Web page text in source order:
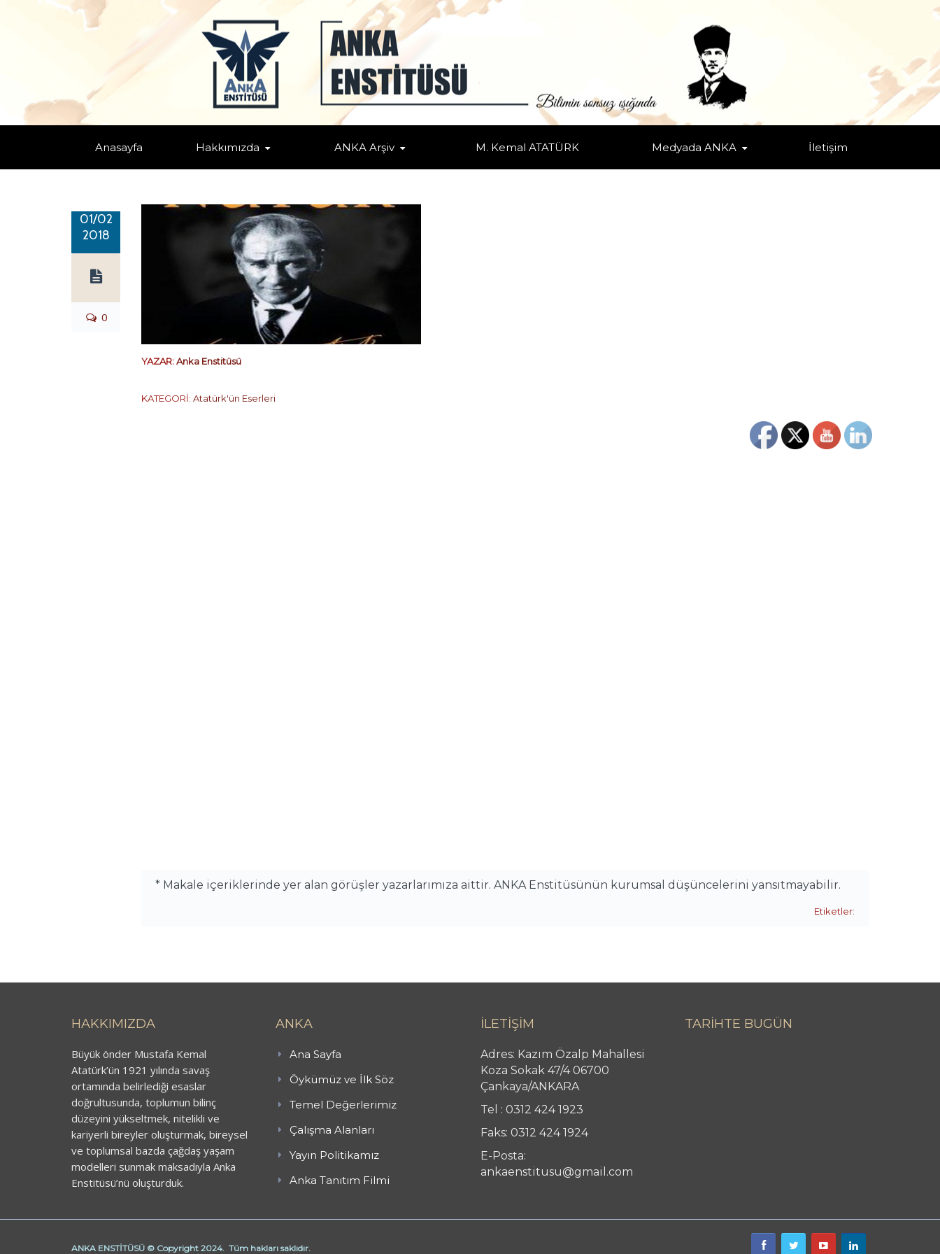
Anasayfa Hakkımızda ANKA Arşiv M. Kemal ATATÜRK Medyada ANKA İletişim
NUTUK
01/02
2018
0
YAZAR:Anka Enstitüsü
KATEGORİ: Atatürk'ün Eserleri
* Makale içeriklerinde yer alan görüşler yazarlarımıza aittir. ANKA Enstitüsünün kurumsal düşüncelerini yansıtmayabilir.
Etiketler:
HAKKIMIZDA
Büyük önder Mustafa Kemal
Atatürk’ün 1921 yılında savaş
ortamında belirlediği esaslar
doğrultusunda, toplumun bilinç
düzeyini yükseltmek, nitelikli ve
kariyerli bireyler oluşturmak, bireysel
ve toplumsal bazda çağdaş yaşam
modelleri sunmak maksadıyla Anka
Enstitüsü’nü oluşturduk.
ANKA
Ana Sayfa
Öykümüz ve İlk Söz
Temel Değerlerimiz
Çalışma Alanları
Yayın Politikamız
Anka Tanıtım Filmi
İLETİŞİM
Adres: Kazım Özalp Mahallesi
Koza Sokak 47/4 06700
Çankaya/ANKARA
Tel : 0312 424 1923
Faks: 0312 424 1924
E-Posta:
ankaenstitusu@gmail.com
TARİHTE BUGÜN
ANKA ENSTİTÜSÜ © Copyright 2024. Tüm hakları saklıdır.